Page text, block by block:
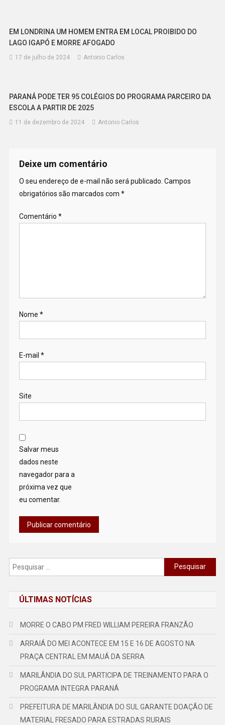
EM LONDRINA UM HOMEM ENTRA EM LOCAL PROIBIDO DO
LAGO IGAPÓ E MORRE AFOGADO
17 de julho de 2024 Antonio Carlos
PARANÁ PODE TER 95 COLÉGIOS DO PROGRAMA PARCEIRO DA
ESCOLA A PARTIR DE 2025
11 de dezembro de 2024 Antonio Carlos
Deixe um comentário
O seu endereço de e-mail não será publicado. Campos
obrigatórios são marcados com *
Comentário *
Nome *
E-mail *
Site
Salvar meus
dados neste
navegador para a
próxima vez que
eu comentar.
Pesquisar
por:
ÚLTIMAS NOTÍCIAS
MORRE O CABO PM FRED WILLIAM PEREIRA FRANZÃO
ARRAIÁ DO MEI ACONTECE EM 15 E 16 DE AGOSTO NA
PRAÇA CENTRAL EM MAUÁ DA SERRA
MARILÂNDIA DO SUL PARTICIPA DE TREINAMENTO PARA O
PROGRAMA INTEGRA PARANÁ
PREFEITURA DE MARILÂNDIA DO SUL GARANTE DOAÇÃO DE
MATERIAL FRESADO PARA ESTRADAS RURAIS